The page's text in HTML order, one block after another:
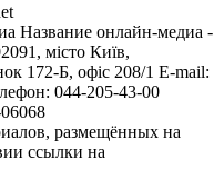
Название онлайн-медиа -
місто Київ,
Б, офіс 208/1 E-mail:
044-205-43-00
размещённых на
ссылки на